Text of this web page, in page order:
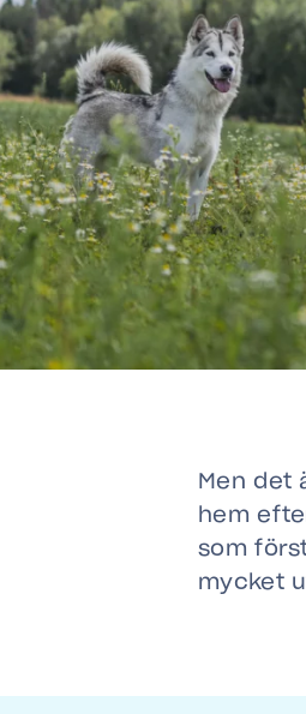
Men det
hem
som
mycket